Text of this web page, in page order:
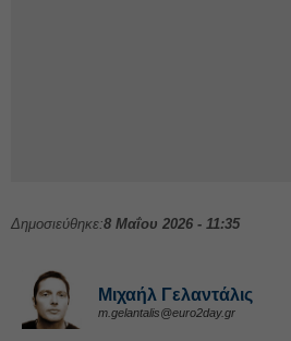
Δημοσιεύθηκε:8 Μαΐου 2026 - 11:35
Μιχαήλ Γελαντάλις
m.gelantalis@euro2day.gr